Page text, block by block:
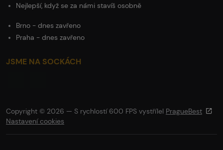
Nejlepší, když se za námi stavíš osobně
Brno - dnes zavřeno
Praha - dnes zavřeno
JSME NA SOCKÁCH
Copyright © 2026 — S rychlostí 600 FPS vystřílel PragueBest
Nastavení cookies